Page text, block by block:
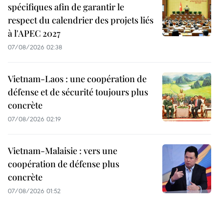
spécifiques afin de garantir le
respect du calendrier des projets liés
à l'APEC 2027
07/08/2026 02:38
Vietnam-Laos : une coopération de
défense et de sécurité toujours plus
concrète
07/08/2026 02:19
Vietnam-Malaisie : vers une
coopération de défense plus
concrète
07/08/2026 01:52